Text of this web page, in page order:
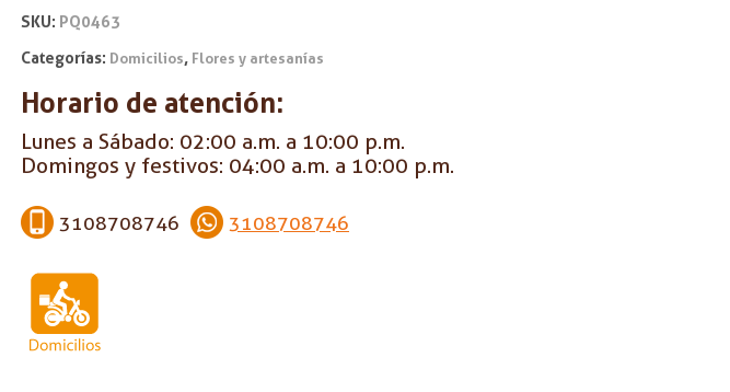
SKU: PQ0463
Categorías: Domicilios, Flores y artesanías
Horario de atención:
Lunes a Sábado: 02:00 a.m. a 10:00 p.m.
Domingos y festivos: 04:00 a.m. a 10:00 p.m.
3108708746 3108708746